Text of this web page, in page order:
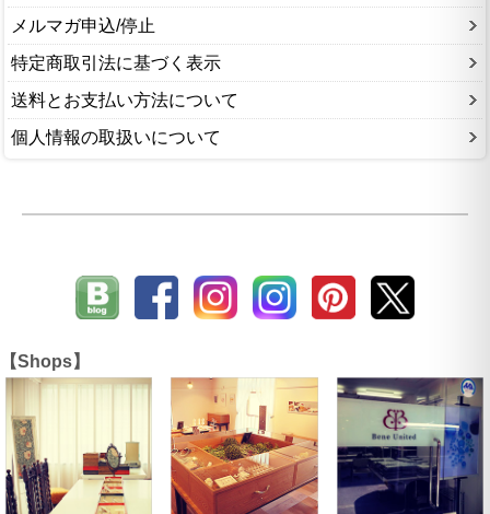
メルマガ申込/停止
特定商取引法に基づく表示
送料とお支払い方法について
個人情報の取扱いについて
【Shops】